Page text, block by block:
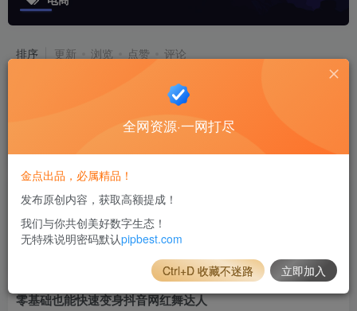
排序 更新 浏览 点赞 评论
自学配音每天教你玩赚有声书
6个月前 61 13
7天学会抖音电影解说4.0课
技能学习
28
零基础也能快速变身抖音网红舞达人
全网资源·一网打尽
金点出品，必属精品！
发布原创内容，获取高额提成！
我们与你共创美好数字生态！
无特殊说明密码默认pipbest.com
Ctrl+D 收藏不迷路 立即加入